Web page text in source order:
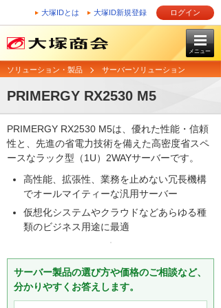
大塚IDとは 大塚ID新規登録 ログイン
メニュー
ソリューション・製品 サーバーソリューション
PRIMERGY RX2530 M5
PRIMERGY RX2530 M5は、優れた性能・信頼
性と、先進の省電力技術を備えた高密度省スペ
ースなラック型（1U）2WAYサーバーです。
高性能、拡張性、業務を止めない冗長機構
でオールマイティーな汎用サーバー
仮想化システムやクラウドなどあらゆる種
類のビジネス用途に最適
サーバー製品の選び方や価格のご相談など、
分かりやすくお答えします。